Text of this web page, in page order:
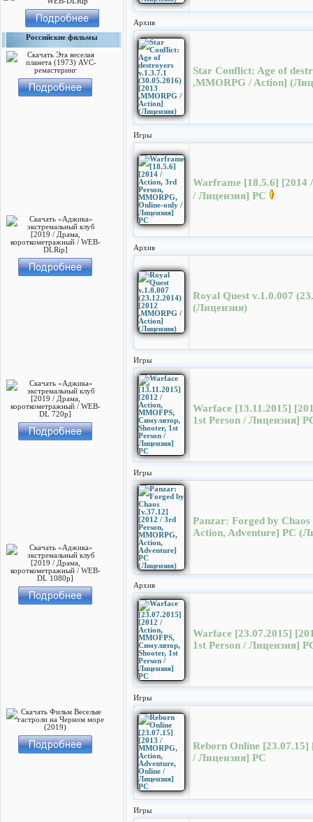
Российские фильмы
Архив
Star Conflict: Age of
,MMORPG / Action]
Игры
Warframe [18.5.6] [2014
/ Лицензия] PC
Архив
Royal Quest v.1.0.007
(Лицензия)
Игры
Warface [13.11.2015]
1st Person / Лицензия]
Игры
Panzar: Forged by
Action, Adventure] PC
Архив
Warface [23.07.2015]
1st Person / Лицензия]
Игры
Reborn Online
/ Лицензия] PC
Игры